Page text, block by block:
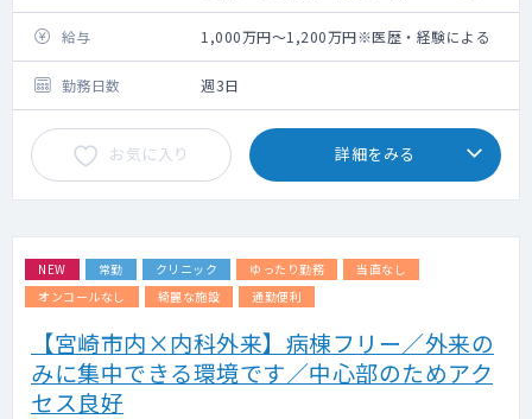
す。
〇統合失調症、うつ、認知症の患者の割合が
多いです。
給与 1,000万円～1,200万円※医歴・経験による
勤務日数 週3日
お気に入り 詳細をみる
NEW 常勤 クリニック ゆったり勤務
当直なし
オンコールなし
綺麗な施設 通勤便利
【宮崎市内×内科外来】病棟フリー／外来の
みに集中できる環境です／中心部のためアク
セス良好